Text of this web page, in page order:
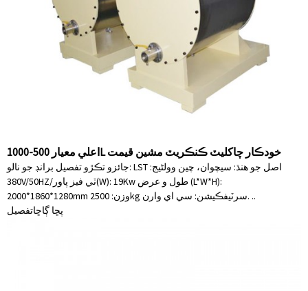
اعلي معيار 500-1000L خودڪار چاکليٽ ڪنڪريٽ مشين قيمت
جائزو تڪڙو تفصيل برانڊ جو نالو: LST اصل جو هنڌ: سيچوان، چين وولٹیج:
380V/50HZ/ٽي فيز پاور(W): 19Kw طول و عرض (L*W*H):
2000*1860*1280mm وزن: 2500kg سرٽيفڪيشن: سي اي وارن. ..
پڇا ڳاڇاتفصيل